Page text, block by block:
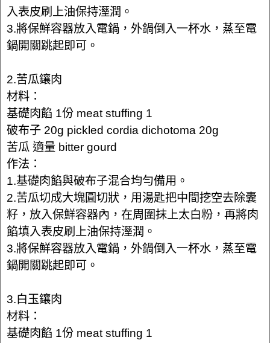
入表皮刷上油保持溼潤。
3.將保鮮容器放入電鍋，外鍋倒入一杯水，蒸至電
鍋開關跳起即可。
2.苦瓜鑲肉
材料：
基礎肉餡 1份 meat stuffing 1
破布子 20g pickled cordia dichotoma 20g
苦瓜 適量 bitter gourd
作法：
1.基礎肉餡與破布子混合均勻備用。
2.苦瓜切成大塊圓切狀，用湯匙把中間挖空去除囊
籽，放入保鮮容器內，在周圍抹上太白粉，再將肉
餡填入表皮刷上油保持溼潤。
3.將保鮮容器放入電鍋，外鍋倒入一杯水，蒸至電
鍋開關跳起即可。
3.白玉鑲肉
材料：
基礎肉餡 1份 meat stuffing 1